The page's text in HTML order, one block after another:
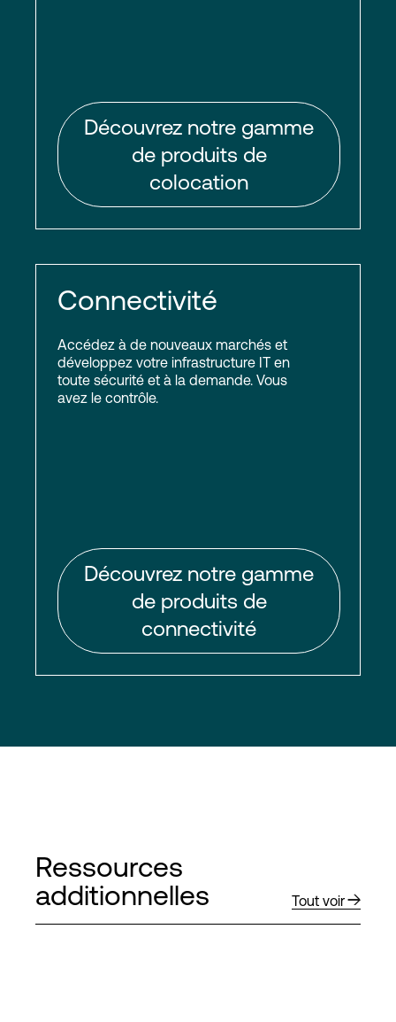
Découvrez notre gamme
de produits de
colocation
Connectivité
Accédez à de nouveaux marchés et
développez votre infrastructure IT en
toute sécurité et à la demande. Vous
avez le contrôle.
Découvrez notre gamme
de produits de
connectivité
Ressources
additionnelles
Tout voir